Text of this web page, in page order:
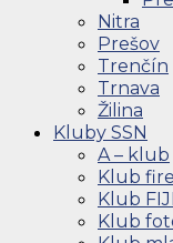
Nitra
Prešov
Trenčín
Trnava
Žilina
Kluby SSN
A – klub
Klub
Klub
Klub